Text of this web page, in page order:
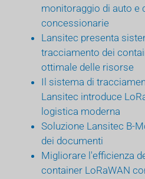
monitoraggio di auto e
concessionarie
Lansitec presenta
tracciamento dei
ottimale delle risorse
Il sistema di
Lansitec introduce
logistica moderna
Soluzione Lansitec B-
dei documenti
Migliorare l'efficienza
container LoRaWAN